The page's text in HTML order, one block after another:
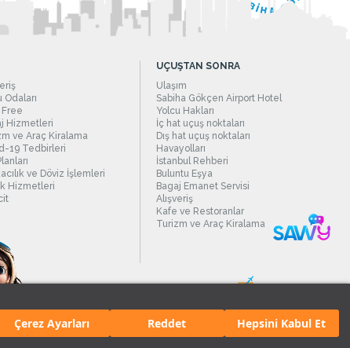
Çerez Ayarları Reddet Hepsini Kabul Et
Odaları
Free
Hizmetleri
ve Araç Kiralama
19 Tedbirleri
ve Döviz İşlemleri
Hizmetleri
UÇUŞTAN SONRA
Ulaşım
Sabiha Gökçen Airport Hotel
Yolcu Hakları
İç hat uçuş noktaları
Dış hat uçuş noktaları
Havayolları
İstanbul Rehberi
Buluntu Eşya
Bagaj Emanet Servisi
Alışveriş
Kafe ve Restoranlar
Turizm ve Araç Kiralama